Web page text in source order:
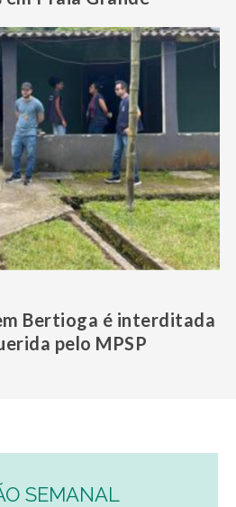
Bertioga é interditada
pelo MPSP
SEMANAL